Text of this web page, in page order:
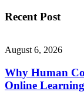
Recent Post
August 6, 2026
Why Human
Online